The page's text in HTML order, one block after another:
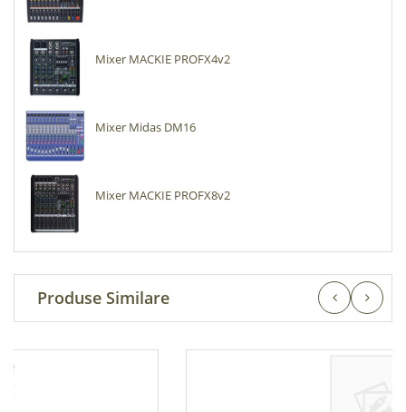
Mixer MACKIE PROFX4v2
Mixer Midas DM16
Mixer MACKIE PROFX8v2
Produse Similare